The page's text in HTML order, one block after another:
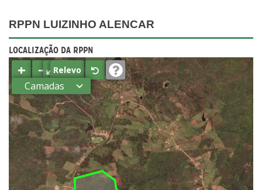
RPPN LUIZINHO ALENCAR
LOCALIZAÇÃO DA RPPN
+ −⤢Relevo
Camadas
Estados
Municípios
Terras
indígenas
(FUNAI)
UC Federal